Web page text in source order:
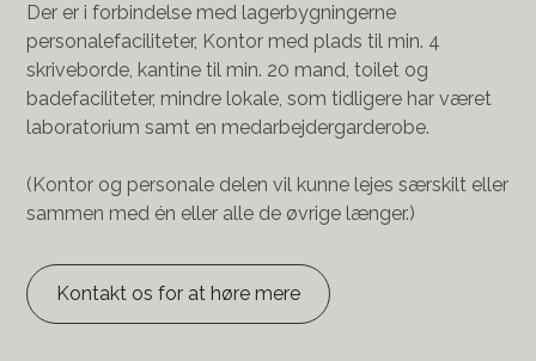
Der er i forbindelse med lagerbygningerne
personalefaciliteter, Kontor med plads til min. 4
skriveborde, kantine til min. 20 mand, toilet og
badefaciliteter, mindre lokale, som tidligere har været
laboratorium samt en medarbejdergarderobe.
(Kontor og personale delen vil kunne lejes særskilt eller
sammen med én eller alle de øvrige længer.)
Kontakt os for at høre mere